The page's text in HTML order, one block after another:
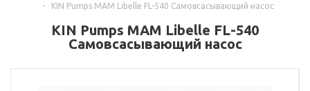
-
KIN Pumps MAM Libelle FL-540 Самовсасывающий насос
KIN Pumps MAM Libelle FL-540
Самовсасывающий насос